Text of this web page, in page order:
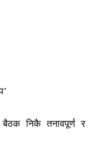
बैठक निकै तनावपूर्ण र